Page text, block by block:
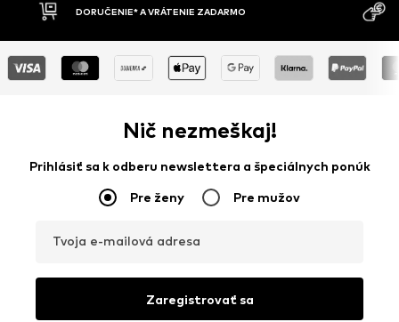
DOBIERKA
MOŽNOSŤ
Nič nezmeškaj!
Prihlásiť sa k odberu newslettera a špeciálnych ponúk
Pre ženy Pre mužov
Tvoja e-mailová adresa
Zaregistrovať sa